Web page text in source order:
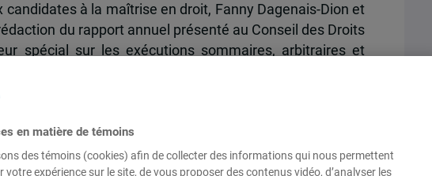
à la maîtrise en droit, Fanny Dagenais-Dion et
du rapport annuel présenté au Conseil des Droits
spécial sur les exécutions sommaires, arbitraires et
autonomes et de l’intelligence artificielle.
en matière de témoins
des témoins (cookies) afin de collecter des informations qui nous permettent
votre expérience sur le site, de vous proposer des contenus vidéo, d’analyser les